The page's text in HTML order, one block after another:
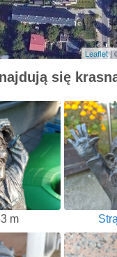
Leaflet|
się
m